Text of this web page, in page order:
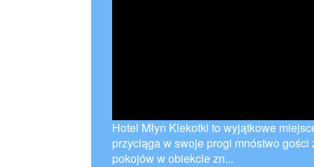
Hotel Młyn Klekotki to wyjątkowe
przyciąga w swoje progi mnóstwo
pokojów w obiekcie zn...